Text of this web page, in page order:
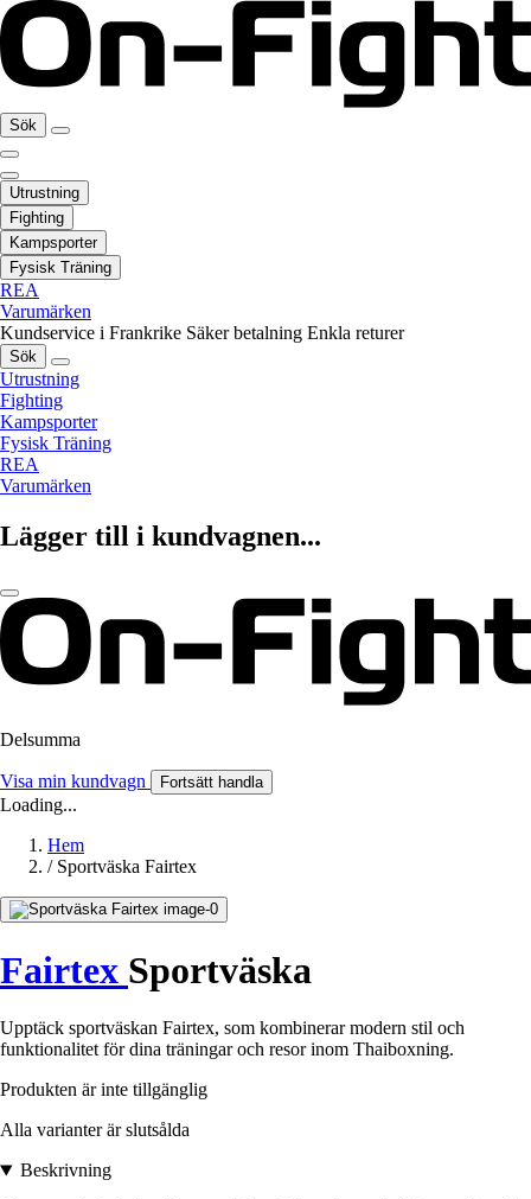
Sök
Utrustning
Fighting
Kampsporter
Fysisk Träning
REA
Varumärken
Kundservice i Frankrike Säker betalning Enkla returer
Sök
Utrustning
Fighting
Kampsporter
Fysisk Träning
REA
Varumärken
Lägger till i kundvagnen...
Delsumma
Visa min kundvagn Fortsätt handla
Loading...
Hem
/ Sportväska Fairtex
Fairtex Sportväska
Upptäck sportväskan Fairtex, som kombinerar modern stil och
funktionalitet för dina träningar och resor inom Thaiboxning.
Produkten är inte tillgänglig
Alla varianter är slutsålda
Beskrivning